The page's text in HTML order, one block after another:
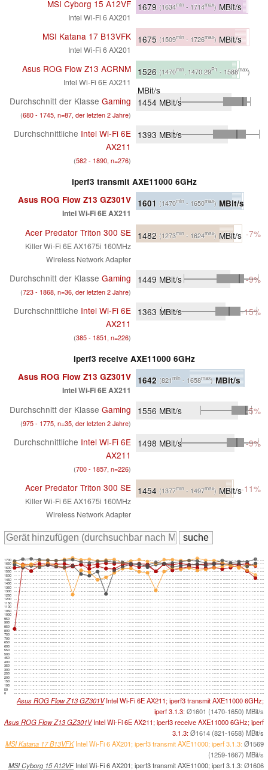
MSI Cyborg 15 A12VF
Intel Wi-Fi 6 AX201
1679 (1634min - 1714max) MBit/s
MSI Katana 17 B13VFK
Intel Wi-Fi 6 AX201
1675 (1509min - 1726max) MBit/s
Asus ROG Flow Z13 ACRNM
Intel Wi-Fi 6E AX211
1526 (1470min, 1470.29P1 - 1588max)
MBit/s
Durchschnitt der Klasse Gaming
(680 - 1745, n=87, der letzten 2 Jahre)
1454 MBit/s
Durchschnittliche Intel Wi-Fi 6E
AX211
(582 - 1890, n=276)
1393 MBit/s
iperf3 transmit AXE11000 6GHz
Asus ROG Flow Z13 GZ301V
Intel Wi-Fi 6E AX211
1601 (1470min - 1650max) MBit/s
Acer Predator Triton 300 SE
Killer Wi-Fi 6E AX1675i 160MHz
Wireless Network Adapter
1482 (1273min - 1624max) MBit/s -7%
Durchschnitt der Klasse Gaming
(723 - 1868, n=36, der letzten 2 Jahre)
1449 MBit/s -9%
Durchschnittliche Intel Wi-Fi 6E
AX211
(385 - 1851, n=226)
1363 MBit/s -15%
iperf3 receive AXE11000 6GHz
Asus ROG Flow Z13 GZ301V
Intel Wi-Fi 6E AX211
1642 (821min - 1658max)MBit/s
Durchschnitt der Klasse Gaming
(975 - 1775, n=35, der letzten 2 Jahre)
1556 MBit/s -5%
Durchschnittliche Intel Wi-Fi 6E
AX211
(700 - 1857, n=226)
1498 MBit/s -9%
Acer Predator Triton 300 SE
Killer Wi-Fi 6E AX1675i 160MHz
Wireless Network Adapter
1454 (1377min - 1497max) MBit/s-11%
0
50
100
150
200
250
300
350
400
450
500
550
600
650
700
750
800
850
900
950
1000
1050
1100
1150
1200
1250
1300
1350
1400
1450
1500
1550
1600
1650
1700
Asus ROG Flow Z13 GZ301VIntel Wi-Fi 6E AX211; iperf3 transmit AXE11000 6GHz;
iperf 3.1.3:Ø1601 (1470-1650) MBit/s
Asus ROG Flow Z13 GZ301VIntel Wi-Fi 6E AX211; iperf3 receive AXE11000 6GHz; iperf
3.1.3:Ø1614 (821-1658) MBit/s
MSI Katana 17 B13VFKIntel Wi-Fi 6 AX201; iperf3 transmit AXE11000; iperf 3.1.3:Ø1569
(1259-1667) MBit/s
MSI Cyborg 15 A12VFIntel Wi-Fi 6 AX201; iperf3 transmit AXE11000; iperf 3.1.3: Ø1606